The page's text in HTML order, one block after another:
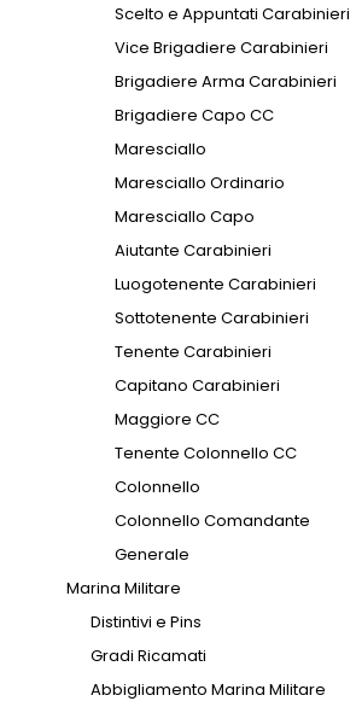
Scelto e Appuntati Carabinieri
Vice Brigadiere Carabinieri
Brigadiere Arma Carabinieri
Brigadiere Capo CC
Maresciallo
Maresciallo Ordinario
Maresciallo Capo
Aiutante Carabinieri
Luogotenente Carabinieri
Sottotenente Carabinieri
Tenente Carabinieri
Capitano Carabinieri
Maggiore CC
Tenente Colonnello CC
Colonnello
Colonnello Comandante
Generale
Marina Militare
Distintivi e Pins
Gradi Ricamati
Abbigliamento Marina Militare